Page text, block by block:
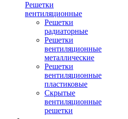
Решетки
вентиляционные
Решетки
радиаторные
Решетки
вентиляционные
металлические
Решетки
вентиляционные
пластиковые
Скрытые
вентиляционные
решетки